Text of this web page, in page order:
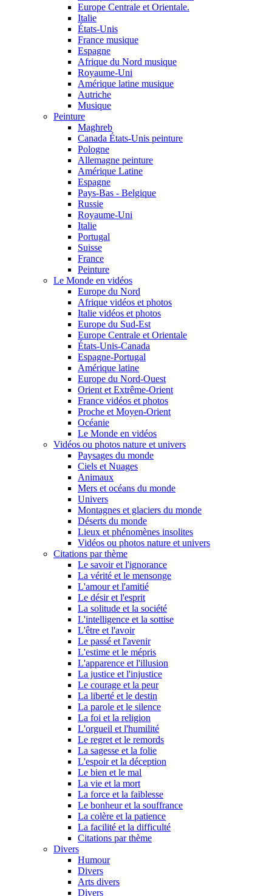
Europe Centrale et Orientale.
Italie
États-Unis
France musique
Espagne
Afrique du Nord musique
Royaume-Uni
Amérique latine musique
Autriche
Musique
Peinture
Maghreb
Canada États-Unis peinture
Pologne
Allemagne peinture
Amérique Latine
Espagne
Pays-Bas - Belgique
Russie
Royaume-Uni
Italie
Portugal
Suisse
France
Peinture
Le Monde en vidéos
Europe du Nord
Afrique vidéos et photos
Italie vidéos et photos
Europe du Sud-Est
Europe Centrale et Orientale
États-Unis-Canada
Espagne-Portugal
Amérique latine
Europe du Nord-Ouest
Orient et Extrême-Orient
France vidéos et photos
Proche et Moyen-Orient
Océanie
Le Monde en vidéos
Vidéos ou photos nature et univers
Paysages du monde
Ciels et Nuages
Animaux
Mers et océans du monde
Univers
Montagnes et glaciers du monde
Déserts du monde
Lieux et phénomènes insolites
Vidéos ou photos nature et univers
Citations par thème
Le savoir et l'ignorance
La vérité et le mensonge
L'amour et l'amitié
Le désir et l'esprit
La solitude et la société
L'intelligence et la sottise
L'être et l'avoir
Le passé et l'avenir
L'estime et le mépris
L'apparence et l'illusion
La justice et l'injustice
Le courage et la peur
La liberté et le destin
La parole et le silence
La foi et la religion
L'orgueil et l'humilité
Le regret et le remords
La sagesse et la folie
L'espoir et la déception
Le bien et le mal
La vie et la mort
La force et la faiblesse
Le bonheur et la souffrance
La colère et la patience
La facilité et la difficulté
Citations par thème
Divers
Humour
Divers
Arts divers
Divers